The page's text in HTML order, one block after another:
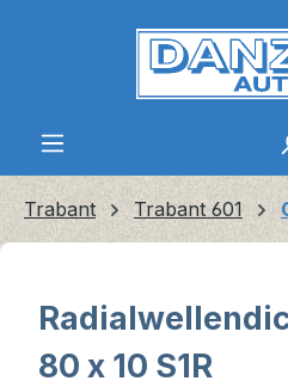
Zum Hauptinhalt springen
Trabant Trabant 601
80 x 10 S1R